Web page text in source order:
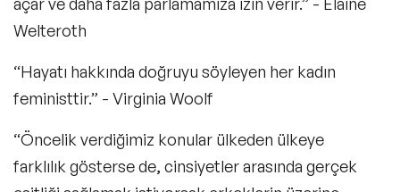
Welteroth
“Hayatı hakkında doğruyu söyleyen her kadın
feministtir.” - Virginia Woolf
“Öncelik verdiğimiz konular ülkeden ülkeye
farklılık gösterse de, cinsiyetler arasında gerçek